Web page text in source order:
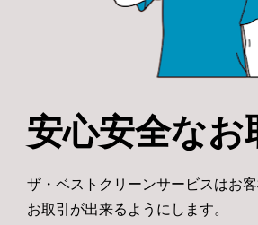
安心安全なお
ザ・ベストクリーンサービスはお
お取引が出来るようにします。